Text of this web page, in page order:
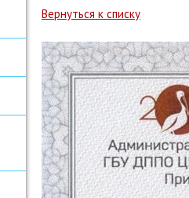
Вернуться к списку